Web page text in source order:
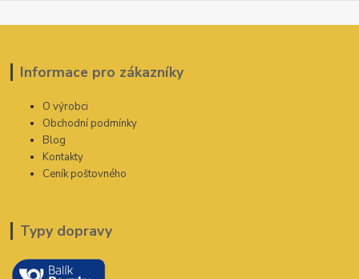
Informace pro zákazníky
O výrobci
Obchodní podmínky
Blog
Kontakty
Ceník poštovného
Typy dopravy